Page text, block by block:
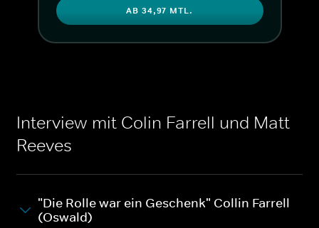
Penguin". Andere zogen sogar Vergleiche mit der vielleicht besten
und populärsten Gangsterserien der letzten zwei Jahrzehnte:
"The Sopranos".
AB 34,97 MTL.
Interview mit Colin Farrell und Matt
Reeves
"Die Rolle war ein Geschenk" Collin Farrell
(Oswald)